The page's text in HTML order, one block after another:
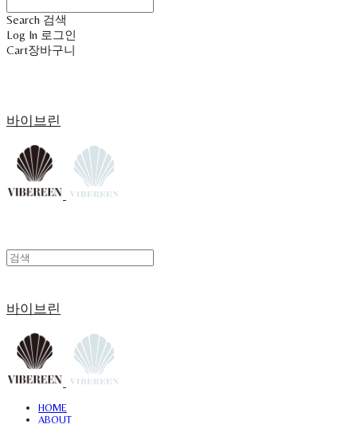
Search 검색
Log In 로그인
Cart장바구니
바이브린
바이브린
HOME
ABOUT